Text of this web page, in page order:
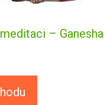
– Ganesha